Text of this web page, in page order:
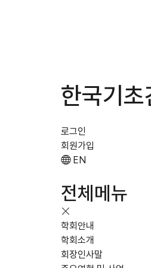
한국기초
로그인
회원가입
EN
전체메뉴
학회안내
학회소개
회장인사말